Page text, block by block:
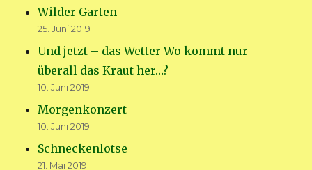
Wilder Garten
25. Juni 2019
Und jetzt – das Wetter Wo kommt nur
überall das Kraut her…?
10. Juni 2019
Morgenkonzert
10. Juni 2019
Schneckenlotse
21. Mai 2019